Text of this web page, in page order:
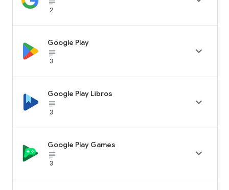
2
Google Play
subject_black
3

Google Play Libros
subject_black
3

Google Play Games
subject_black
3
